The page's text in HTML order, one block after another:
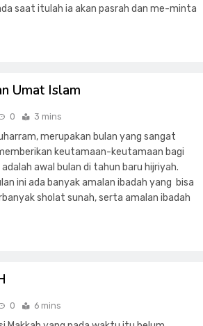
saat itulah ia akan pasrah dan me-minta
Umat Islam
0 3 mins
merupakan bulan yang sangat
keutamaan-keutamaan bagi
awal bulan di tahun baru hijriyah.
ini ada banyak amalan ibadah yang bisa
sholat sunah, serta amalan ibadah
0 6 mins